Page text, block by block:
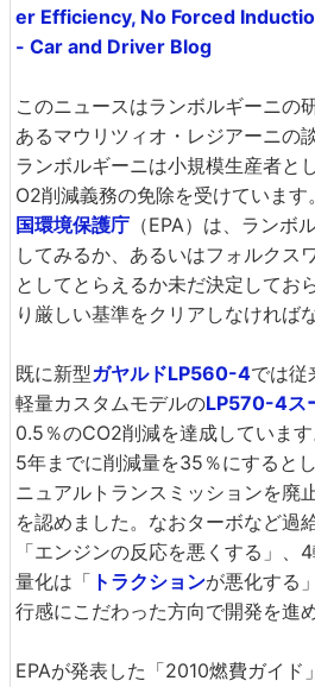
er Efficiency, No Forced
- Car and Driver Blog
このニュースはランボルギーニの
あるマウリツィオ・レジアーニの
ランボルギーニは小規模生産者と
O2削減義務の免除を受けています
国環境保護庁 （EPA）は、ランボ
してみるか、あるいはフォルクス
としてとらえるか未だ決定してお
り厳しい基準をクリアしなければ
既に新型ガヤルドLP560-4では従
軽量カスタムモデルのLP570-4ス
0.5％のCO2削減を達成していま
5年までに削減量を35％にすると
ニュアルトランスミッションを廃
を認めました。なおターボなど過
「エンジンの反応を悪くする」、
量化は「 トラクションが悪化する
行感にこだわった方向で開発を進
EPAが発表した「2010燃費ガイド